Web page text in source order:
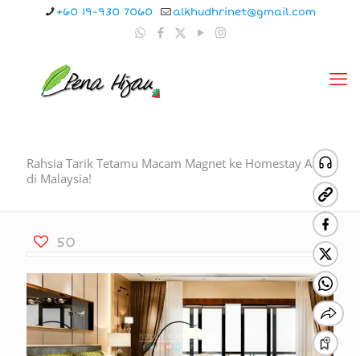
+60 19-930 7060 alkhudhrinet@gmail.com
Rahsia Tarik Tetamu Macam Magnet ke Homestay Anda
di Malaysia!
50